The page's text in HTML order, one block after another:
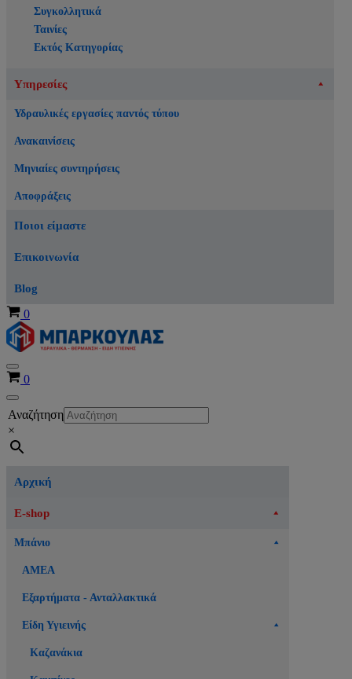
Συγκολλητικά
Ταινίες
Εκτός Κατηγορίας
Υπηρεσίες
Υδραυλικές εργασίες παντός τύπου
Ανακαινίσεις
Μηνιαίες συντηρήσεις
Αποφράξεις
Ποιοι είμαστε
Επικοινωνία
Blog
Καλάθι
0
Μενού
πλοήγησης
Καλάθι
0
Μενού
πλοήγησης
Αναζήτηση
×
Αρχική
E-shop
Μπάνιο
ΑΜΕΑ
Εξαρτήματα - Ανταλλακτικά
Είδη Υγιεινής
Καζανάκια